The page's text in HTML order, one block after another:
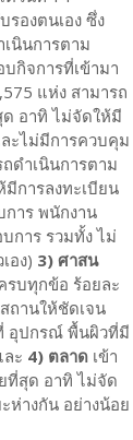
องตนเอง ซึ่ง
นินการตาม
กิจการที่เข้ามา
แห่ง สามารถ
อาทิ ไม่จัดให้มี
ะไม่มีการควบคุม
ดำเนินการตาม
การลงทะเบียน
การ พนักงาน
การ รวมทั้ง ไม่
อง) 3) ศาสน
รบทุกข้อ ร้อยละ
ถานให้ชัดเจน
อุปกรณ์ พื้นผิวที่มี
ะ 4) ตลาด เข้า
ที่สุด อาทิ ไม่จัด
ห่างกัน อย่างน้อย